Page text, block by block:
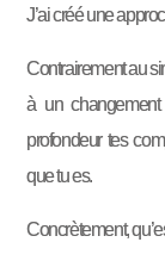
J’ai créé une
Contrairement au
à un changement
profondeur tes
que tu es.
Concrètement,